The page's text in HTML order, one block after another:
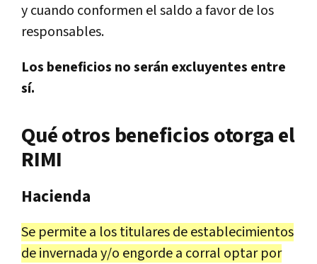
y cuando conformen el saldo a favor de los
responsables.
Los beneficios no serán excluyentes entre
sí.
Qué otros beneficios otorga el
RIMI
Hacienda
Se permite a los titulares de establecimientos
de invernada y/o engorde a corral optar por